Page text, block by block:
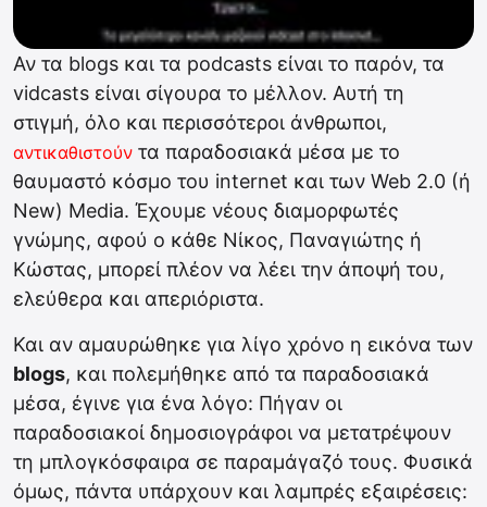
Αν τα blogs και τα podcasts είναι το παρόν, τα
vidcasts είναι σίγουρα το μέλλον. Αυτή τη
στιγμή, όλο και περισσότεροι άνθρωποι,
αντικαθιστούν τα παραδοσιακά μέσα με το
θαυμαστό κόσμο του internet και των Web 2.0 (ή
New) Media. Έχουμε νέους διαμορφωτές
γνώμης, αφού ο κάθε Νίκος, Παναγιώτης ή
Κώστας, μπορεί πλέον να λέει την άποψή του,
ελεύθερα και απεριόριστα.
Και αν αμαυρώθηκε για λίγο χρόνο η εικόνα των
blogs, και πολεμήθηκε από τα παραδοσιακά
μέσα, έγινε για ένα λόγο: Πήγαν οι
παραδοσιακοί δημοσιογράφοι να μετατρέψουν
τη μπλογκόσφαιρα σε παραμάγαζό τους. Φυσικά
όμως, πάντα υπάρχουν και λαμπρές εξαιρέσεις: